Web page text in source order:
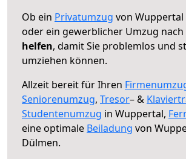
Ob ein Privatumzug von
oder ein gewerblicher Umzug nach
helfen, damit Sie problemlos und
umziehen können.
Allzeit bereit für Ihren
Seniorenumzug, Tresor– &
Studentenumzug in Wuppertal,
eine optimale Beiladung von
Dülmen.